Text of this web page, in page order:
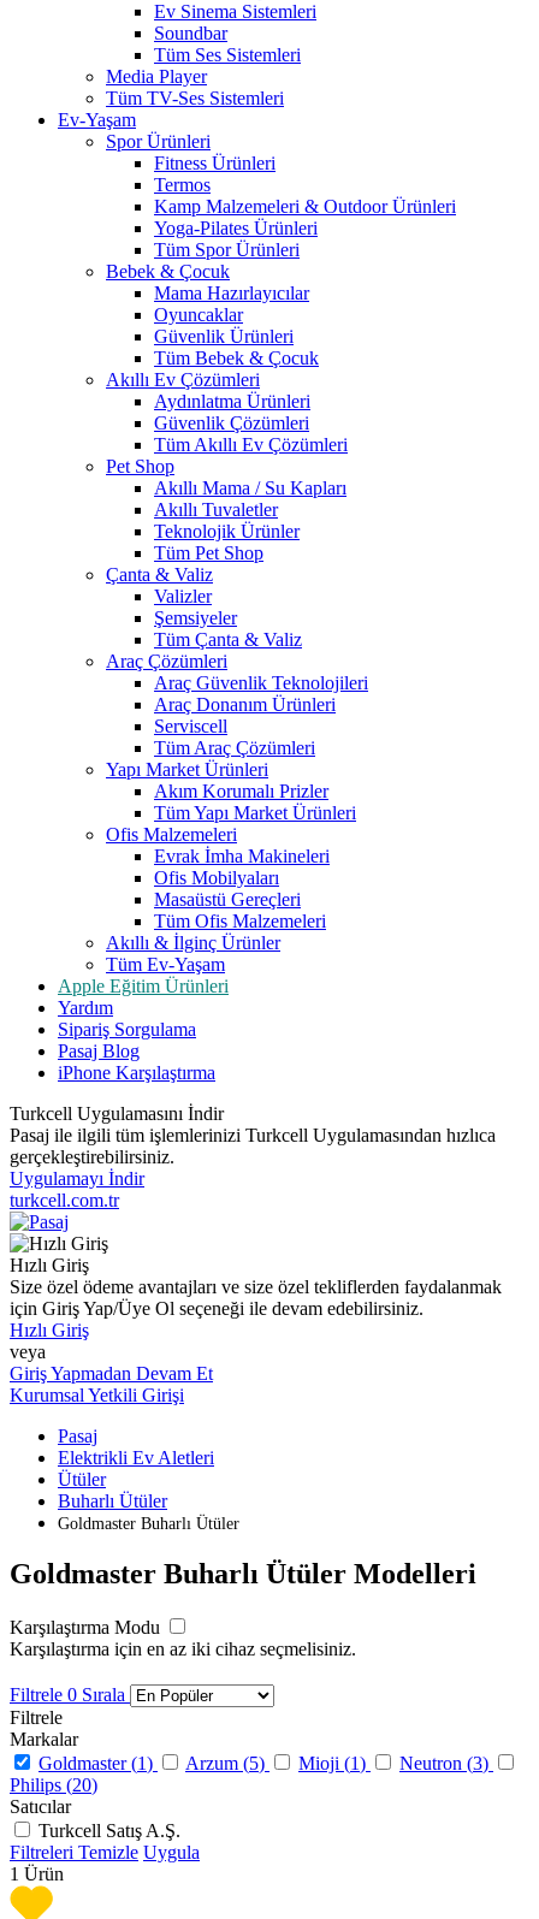
Ev Sinema Sistemleri
Soundbar
Tüm Ses Sistemleri
Media Player
Tüm TV-Ses Sistemleri
Ev-Yaşam
Spor Ürünleri
Fitness Ürünleri
Termos
Kamp Malzemeleri & Outdoor Ürünleri
Yoga-Pilates Ürünleri
Tüm Spor Ürünleri
Bebek & Çocuk
Mama Hazırlayıcılar
Oyuncaklar
Güvenlik Ürünleri
Tüm Bebek & Çocuk
Akıllı Ev Çözümleri
Aydınlatma Ürünleri
Güvenlik Çözümleri
Tüm Akıllı Ev Çözümleri
Pet Shop
Akıllı Mama / Su Kapları
Akıllı Tuvaletler
Teknolojik Ürünler
Tüm Pet Shop
Çanta & Valiz
Valizler
Şemsiyeler
Tüm Çanta & Valiz
Araç Çözümleri
Araç Güvenlik Teknolojileri
Araç Donanım Ürünleri
Serviscell
Tüm Araç Çözümleri
Yapı Market Ürünleri
Akım Korumalı Prizler
Tüm Yapı Market Ürünleri
Ofis Malzemeleri
Evrak İmha Makineleri
Ofis Mobilyaları
Masaüstü Gereçleri
Tüm Ofis Malzemeleri
Akıllı & İlginç Ürünler
Tüm Ev-Yaşam
Apple Eğitim Ürünleri
Yardım
Sipariş Sorgulama
Pasaj Blog
iPhone Karşılaştırma
Turkcell Uygulamasını İndir
Pasaj ile ilgili tüm işlemlerinizi Turkcell Uygulamasından hızlıca
gerçekleştirebilirsiniz.
Uygulamayı İndir
turkcell.com.tr
Hızlı Giriş
Size özel ödeme avantajları ve size özel tekliflerden faydalanmak
için Giriş Yap/Üye Ol seçeneği ile devam edebilirsiniz.
Hızlı Giriş
veya
Giriş Yapmadan Devam Et
Kurumsal Yetkili Girişi
Pasaj
Elektrikli Ev Aletleri
Ütüler
Buharlı Ütüler
Goldmaster Buharlı Ütüler
Goldmaster Buharlı Ütüler Modelleri
Karşılaştırma Modu
Karşılaştırma için en az iki cihaz seçmelisiniz.
Filtrele 0 Sırala
Filtrele
Markalar
Goldmaster (1) Arzum (5) Mioji (1) Neutron (3)
Philips (20)
Satıcılar
Turkcell Satış A.Ş.
Filtreleri Temizle Uygula
1 Ürün